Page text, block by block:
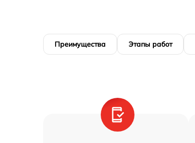
Преимущества Этапы работ